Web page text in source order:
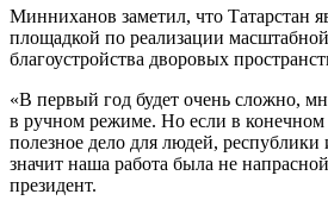
Минниханов заметил, что Татарстан
площадкой по реализации
благоустройства дворовых
«В первый год будет очень сложно,
в ручном режиме. Но если в конечном
полезное дело для людей,
значит наша работа была не
президент.